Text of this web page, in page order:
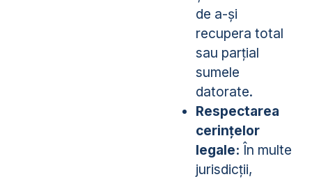
de a-și
recupera total
sau parțial
sumele
datorate.
Respectarea
cerințelor
legale: În multe
jurisdicții,